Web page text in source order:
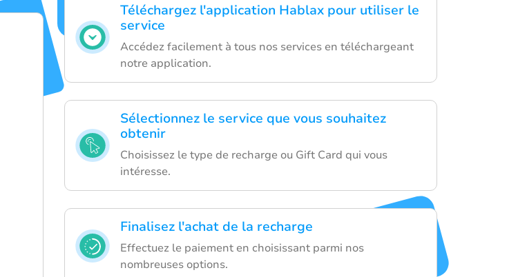
Téléchargez l'application Hablax pour utiliser le
service
Accédez facilement à tous nos services en téléchargeant
notre application.
Sélectionnez le service que vous souhaitez
obtenir
Choisissez le type de recharge ou Gift Card qui vous
intéresse.
Finalisez l'achat de la recharge
Effectuez le paiement en choisissant parmi nos
nombreuses options.